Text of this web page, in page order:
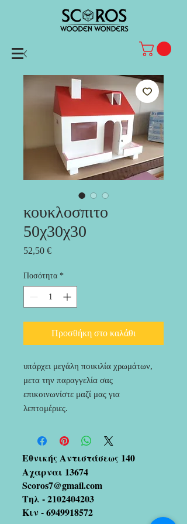
κουκλοσπιτο
50χ30χ30
52,50 €Τιμή
Ποσότητα *
Προσθήκη στο καλάθι
υπάρχει μεγάλη ποικιλία χρωμάτων,
μετα την παραγγελία σας
επικοινωνίστε μαζί μας για
λεπτομέριες.
Εθνικής Αντιστάσεως 140
Αχαρναι 13674
Scoros7@gmail.com
Τηλ -2102404203
Κιν -6949918572